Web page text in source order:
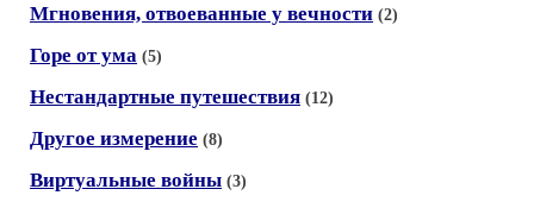
Мгновения, отвоеванные у вечности (2)
Горе от ума (5)
Нестандартные путешествия (12)
Другое измерение (8)
Виртуальные войны (3)